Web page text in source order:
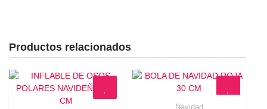
Productos relacionados
Navidad